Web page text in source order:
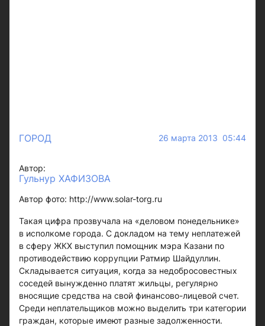
ГОРОД 26 марта 2013 05:44
Автор:
Гульнур ХАФИЗОВА
Автор фото: http://www.solar-torg.ru
Такая цифра прозвучала на «деловом понедельнике»
в исполкоме города. С докладом на тему неплатежей
в сферу ЖКХ выступил помощник мэра Казани по
противодействию коррупции Ратмир Шайдуллин.
Складывается ситуация, когда за недобросовестных
соседей вынужденно платят жильцы, регулярно
вносящие средства на свой финансово-лицевой счет.
Среди неплательщиков можно выделить три категории
граждан, которые имеют разные задолженности.